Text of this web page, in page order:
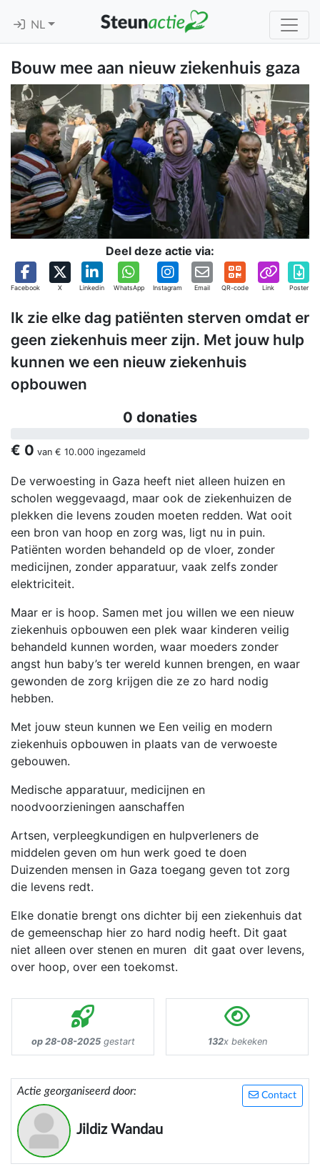
NL
Bouw mee aan nieuw ziekenhuis gaza
Deel deze actie via:
Facebook X Linkedin WhatsApp Instagram Email QR-code Link Poster
Ik zie elke dag patiënten sterven omdat er
geen ziekenhuis meer zijn. Met jouw hulp
kunnen we een nieuw ziekenhuis
opbouwen
0 donaties
€ 0 van € 10.000 ingezameld
De verwoesting in Gaza heeft niet alleen huizen en
scholen weggevaagd, maar ook de ziekenhuizen de
plekken die levens zouden moeten redden. Wat ooit
een bron van hoop en zorg was, ligt nu in puin.
Patiënten worden behandeld op de vloer, zonder
medicijnen, zonder apparatuur, vaak zelfs zonder
elektriciteit.
Maar er is hoop. Samen met jou willen we een nieuw
ziekenhuis opbouwen een plek waar kinderen veilig
behandeld kunnen worden, waar moeders zonder
angst hun baby’s ter wereld kunnen brengen, en waar
gewonden de zorg krijgen die ze zo hard nodig
hebben.
Met jouw steun kunnen we Een veilig en modern
ziekenhuis opbouwen in plaats van de verwoeste
gebouwen.
Medische apparatuur, medicijnen en
noodvoorzieningen aanschaffen
Artsen, verpleegkundigen en hulpverleners de
middelen geven om hun werk goed te doen
Duizenden mensen in Gaza toegang geven tot zorg
die levens redt.
Elke donatie brengt ons dichter bij een ziekenhuis dat
de gemeenschap hier zo hard nodig heeft. Dit gaat
niet alleen over stenen en muren dit gaat over levens,
over hoop, over een toekomst.
op 28-08-2025gestart 132x bekeken
Contact
Actie georganiseerd door:
Jildiz Wandau